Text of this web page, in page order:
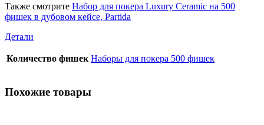
Также смотрите Набор для покера Luxury Ceramic на 500
фишек в дубовом кейсе, Partida
Детали
Количество фишек Наборы для покера 500 фишек
Похожие товары